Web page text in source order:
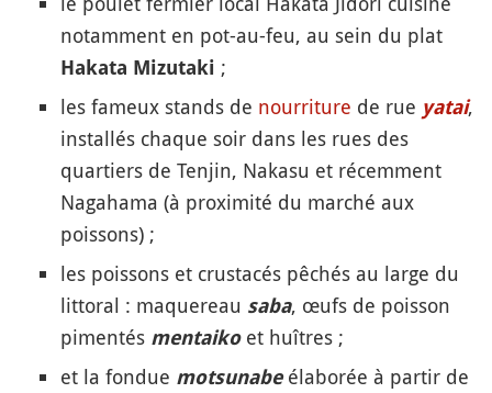
notamment en pot-au-feu, au sein du plat
Hakata Mizutaki ;
les fameux stands de nourriture de rue yatai,
installés chaque soir dans les rues des
quartiers de Tenjin, Nakasu et récemment
Nagahama (à proximité du marché aux
poissons) ;
les poissons et crustacés pêchés au large du
littoral : maquereau saba, œufs de poisson
pimentés mentaikoet huîtres ;
et la fondue motsunabeélaborée à partir de